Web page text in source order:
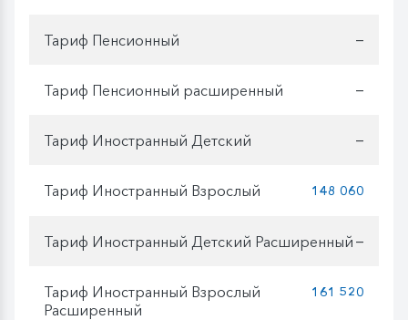
Тариф Пенсионный —
Тариф Пенсионный расширенный —
Тариф Иностранный Детский —
Тариф Иностранный Взрослый 148 060
Тариф Иностранный Детский Расширенный —
Тариф Иностранный Взрослый
Расширенный
161 520